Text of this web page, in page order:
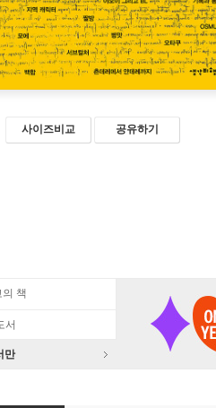
사이즈비교 공유하기
책
서
만